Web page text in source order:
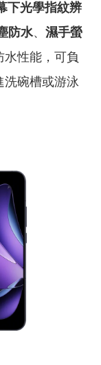
下光學指紋辨
防水、 濕手螢
性能，可負
洗碗槽或游泳